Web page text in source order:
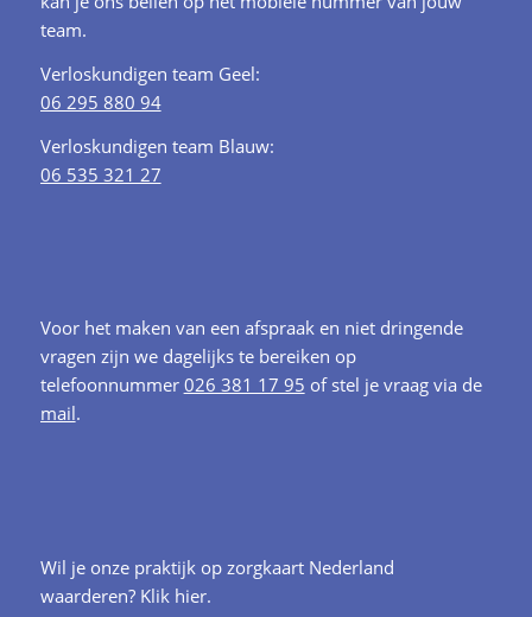
team.
Verloskundigen team Geel:
06 295 880 94
Verloskundigen team Blauw:
06 535 321 27
Voor het maken van een afspraak en niet dringende
vragen zijn we dagelijks te bereiken op
telefoonnummer 026 381 17 95 of stel je vraag via de
mail.
Wil je onze praktijk op zorgkaart Nederland
waarderen? Klik hier.